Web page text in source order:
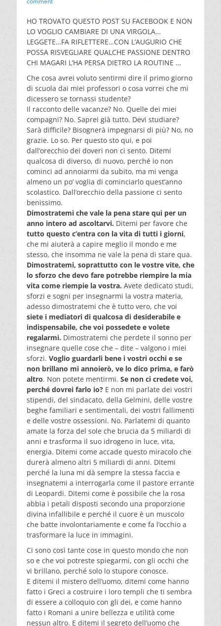
HO TROVATO QUESTO POST SU FACEBOOK E NON
LO VOGLIO CAMBIARE DI UNA VIRGOLA…
LEGGETE…FA RIFLETTERE…CON L’AUGURIO CHE
POSSA RISVEGLIARE QUALCHE PASSIONE DENTRO
CHI MAGARI L’HA PERSA DIETRO LA ROUTINE …
Che cosa avrei voluto sentirmi dire il primo giorno
di scuola dai miei professori o cosa vorrei che mi
dicessero se tornassi studente?
Il racconto delle vacanze? No. Quelle dei miei
compagni? No. Saprei già tutto. Devi studiare?
Sarà difficile? Bisognerà impegnarsi di più? No, no
grazie. Lo so. Per questo sto qui, e poi
dall’orecchio dei doveri non ci sento. Ditemi
qualcosa di diverso, di nuovo, perché io non
cominci ad annoiarmi da subito, ma mi venga
almeno un po’ voglia di cominciarlo quest’anno
scolastico. Dall’orecchio della passione ci sento
benissimo.
Dimostratemi che vale la pena stare qui per un
anno intero ad ascoltarvi. Ditemi per favore che
tutto questo c’entra con la vita di tutti i giorni,
che mi aiuterà a capire meglio il mondo e me
stesso, che insomma ne vale la pena di stare qua.
Dimostratemi, soprattutto con le vostre vite, che
lo sforzo che devo fare potrebbe riempire la mia
vita come riempie la vostra. Avete dedicato studi,
sforzi e sogni per insegnarmi la vostra materia,
adesso dimostratemi che è tutto vero, che voi
siete i mediatori di qualcosa di desiderabile e
indispensabile, che voi possedete e volete
regalarmi. Dimostratemi che perdete il sonno per
insegnare quelle cose che – dite – valgono i miei
sforzi. Voglio guardarli bene i vostri occhi e se
non brillano mi annoierò, ve lo dico prima, e farò
altro. Non potete mentirmi. Se non ci credete voi,
perché dovrei farlo io? E non mi parlate dei vostri
stipendi, del sindacato, della Gelmini, delle vostre
beghe familiari e sentimentali, dei vostri fallimenti
e delle vostre ossessioni. No. Parlatemi di quanto
amate la forza del sole che brucia da 5 miliardi di
anni e trasforma il suo idrogeno in luce, vita,
energia. Ditemi come accade questo miracolo che
durerà almeno altri 5 miliardi di anni. Ditemi
perché la luna mi dà sempre la stessa faccia e
insegnatemi a interrogarla come il pastore errante
di Leopardi. Ditemi come è possibile che la rosa
abbia i petali disposti secondo una proporzione
divina infallibile e perché il cuore è un muscolo
che batte involontariamente e come fa l’occhio a
trasformare la luce in immagini.
Ci sono così tante cose in questo mondo che non
so e che voi potreste spiegarmi, con gli occhi che
vi brillano, perché solo lo stupore conosce.
E ditemi il mistero dell’uomo, ditemi come hanno
fatto i Greci a costruire i loro templi che ti sembra
di essere a colloquio con gli dei, e come hanno
fatto i Romani a unire bellezza e utilità come
nessun altro. E ditemi il segreto dell’uomo che